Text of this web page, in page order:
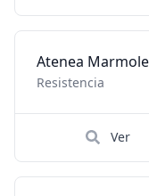
Atenea
Resistencia
Ver